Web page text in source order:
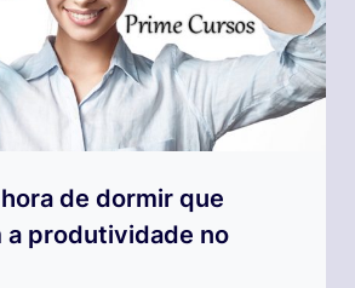
de dormir que
a produtividade no